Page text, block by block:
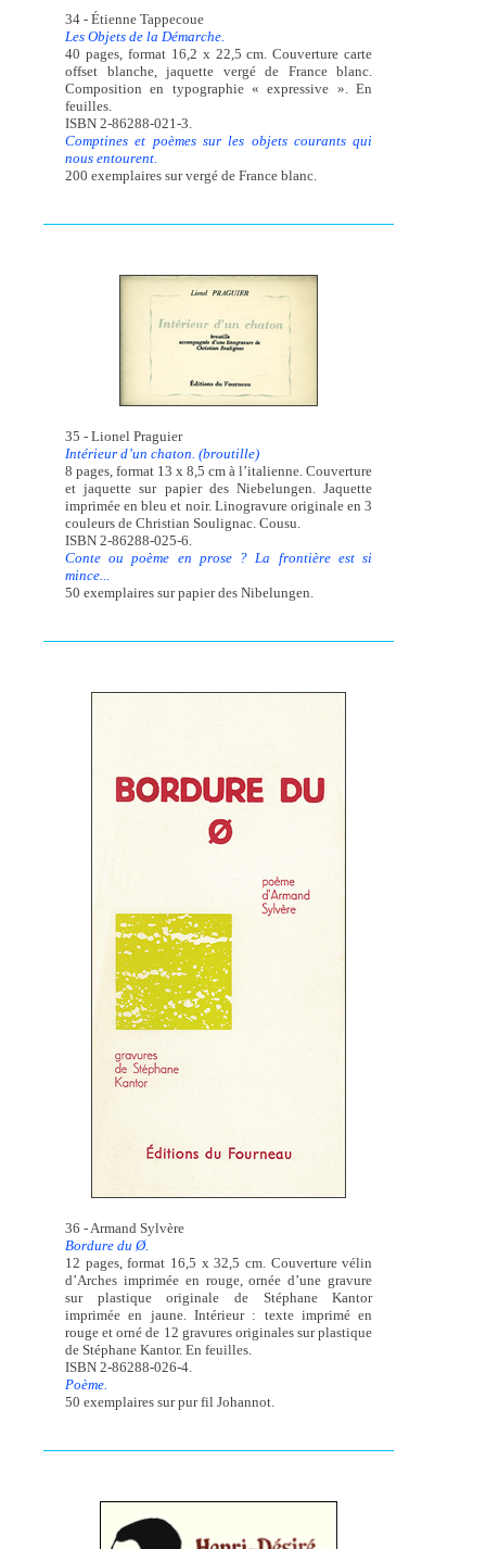
34 - Étienne Tappecoue
Les Objets de la Démarche.
40 pages, format 16,2 x 22,5 cm. Couverture carte
offset blanche, jaquette vergé de France blanc.
Composition en typographie « expressive ». En
feuilles.
ISBN 2-86288-021-3.
Comptines et poèmes sur les objets courants qui
nous entourent.
200 exemplaires sur vergé de France blanc.
35 - Lionel Praguier
Intérieur d’un chaton. (broutille)
8 pages, format 13 x 8,5 cm à l’italienne. Couverture
et jaquette sur papier des Niebelungen. Jaquette
imprimée en bleu et noir. Linogravure originale en 3
couleurs de Christian Soulignac. Cousu.
ISBN 2-86288-025-6.
Conte ou poème en prose ? La frontière est si
mince...
50 exemplaires sur papier des Nibelungen.
36 - Armand Sylvère
Bordure du Ø.
12 pages, format 16,5 x 32,5 cm. Couverture vélin
d’Arches imprimée en rouge, ornée d’une gravure
sur plastique originale de Stéphane Kantor
imprimée en jaune. Intérieur : texte imprimé en
rouge et orné de 12 gravures originales sur plastique
de Stéphane Kantor. En feuilles.
ISBN 2-86288-026-4.
Poème.
50 exemplaires sur pur fil Johannot.